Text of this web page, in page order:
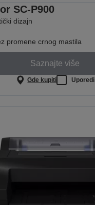
SC-P900
dizajn
promene crnog mastila
Saznajte više
Gde kupiti Uporedi